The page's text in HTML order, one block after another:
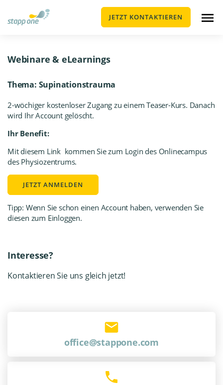
JETZT KONTAKTIEREN
Webinare & eLearnings
Thema: Supinationstrauma
2-wöchiger kostenloser Zugang zu einem Teaser-Kurs. Danach
wird Ihr Account gelöscht.
Ihr Benefit:
Mit diesem Link kommen Sie zum Login des Onlinecampus
des Physiozentrums.
JETZT ANMELDEN
Tipp: Wenn Sie schon einen Account haben, verwenden Sie
diesen zum Einloggen.
Interesse?
Kontaktieren Sie uns gleich jetzt!
office@stappone.com